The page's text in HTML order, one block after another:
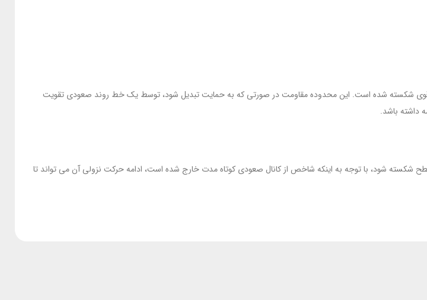
و مقاومت محدوده 41.45 الی 41.6 درصد توسط کندل های قوی شکسته شده است. این محدوده مقاومت در صورتی که به حمایت تبدیل شود، توسط یک خط روند صعودی تقویت
دلار قرار گرفته است، اما اگر این سطح شکسته شود، با توجه به اینکه شاخص از کانال صعودی کوتاه مدت خارج شده است، ادامه حرکت نزولی آن می تواند تا